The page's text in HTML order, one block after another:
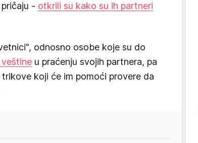
- otkrili su kako su ih partneri
odnosno osobe koje su do
u praćenju svojih partnera, pa
koji će im pomoći provere da